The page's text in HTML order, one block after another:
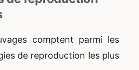
comptent parmi les
de reproduction les plus